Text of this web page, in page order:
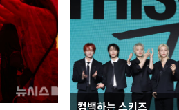
컴백하는 스키즈